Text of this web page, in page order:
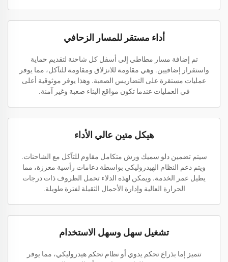
أداء مستقر للمسار الزحافي
تم إضافة مسار مطاطي إلى أسفل كل شاحنة لتقديم حماية
واستقرار إضافيين. وهي مقاومة للانزلاق ومقاومة للتآكل، مما يوفر
عمليات مستقرة على التضاريس الصعبة. وهذا يوفر موثوقية أعلى
في العمليات عندما تكون مواقع البناء صعبة وغير آمنة.
هيكل متين عالي الأداء
سيتم تضمين دلو سميك ورش متكامل مقاوم للتآكل مع الشاحنات.
ويتم دعم النظام الهيدروليكي بواسطة دعامات رأسية معززة، مما
يطيل عمر الخدمة. ويمكن لهذه الدلاء تحمل الظروف ذات درجات
الحرارة العالية وإدارة الأحمال الثقيلة لفترة طويلة.
تشغيل سهل وسهل الاستخدام
تتميز إما بذراع تحكم يدوي أو نظام تحكم هيدروليكي، مما يوفر